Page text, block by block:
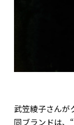
武笠綾子さんが
同ブランドは、